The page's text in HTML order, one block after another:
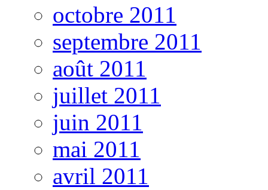
octobre 2011
septembre 2011
août 2011
juillet 2011
juin 2011
mai 2011
avril 2011